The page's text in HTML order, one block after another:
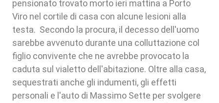
pensionato trovato morto ieri mattina a Porto
Viro nel cortile di casa con alcune lesioni alla
testa. Secondo la procura, il decesso dell'uomo
sarebbe avvenuto durante una colluttazione col
figlio convivente che ne avrebbe provocato la
caduta sul vialetto dell'abitazione. Oltre alla casa,
sequestrati anche gli indumenti, gli effetti
personali e l'auto di Massimo Sette per svolgere